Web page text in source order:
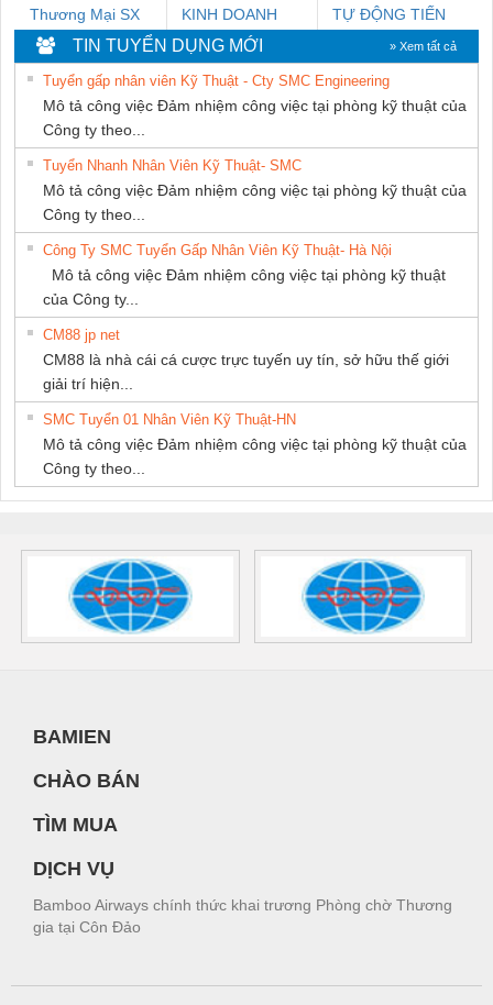
Thương Mại SX
Ba Miền
KINH DOANH
DỊCH VỤ XNK
PHƯƠNG NAM
TỰ ĐỘNG TIẾN
TIN TUYỂN DỤNG MỚI » Xem tất cả
Tuyển gấp nhân viên Kỹ Thuật - Cty SMC Engineering
Mô tả công việc Đảm nhiệm công việc tại phòng kỹ thuật của
Công ty theo...
Tuyển Nhanh Nhân Viên Kỹ Thuật- SMC
Mô tả công việc Đảm nhiệm công việc tại phòng kỹ thuật của
Công ty theo...
Công Ty SMC Tuyển Gấp Nhân Viên Kỹ Thuật- Hà Nội
Mô tả công việc Đảm nhiệm công việc tại phòng kỹ thuật
của Công ty...
CM88 jp net
CM88 là nhà cái cá cược trực tuyến uy tín, sở hữu thế giới
giải trí hiện...
SMC Tuyển 01 Nhân Viên Kỹ Thuật-HN
Mô tả công việc Đảm nhiệm công việc tại phòng kỹ thuật của
Công ty theo...
BAMIEN
CHÀO BÁN
TÌM MUA
DỊCH VỤ
Bamboo Airways chính thức khai trương Phòng chờ Thương
gia tại Côn Đảo